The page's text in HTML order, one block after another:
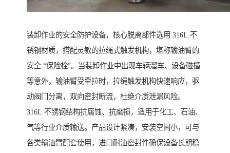
装卸作业的安全防护设备，核心脱离部件选用 316L 不
锈钢材质，搭配灵敏的拉绳式触发机构，堪称输油臂的
安全 “保险栓”。当装卸作业中出现车辆溜车、设备碰撞
等意外，输油臂受牵拉时，拉绳触发机构快速响应，驱
动阀门分离，双向密封断流，杜绝介质泄漏风险。
316L 不锈钢结构抗腐蚀、抗磨损，适用于化工、石油、
气等行业介质输送。产品设计紧凑，安装空间小，可与
各类输油臂配套使用，进口耐油密封件确保设备长期稳